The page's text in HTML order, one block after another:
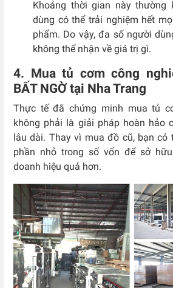
Khoảng thời gian này thường
dùng có thể trải nghiệm hết
phẩm. Do vậy, đa số người
không thể nhận về giá trị gì.
4. Mua tủ cơm công
BẤT NGỜ tại Nha Trang
Thực tế đã chứng minh mua tủ
không phải là giải pháp hoàn hảo
lâu dài. Thay vì mua đồ cũ, bạn có
phần nhỏ trong số vốn để sở
doanh hiệu quả hơn.